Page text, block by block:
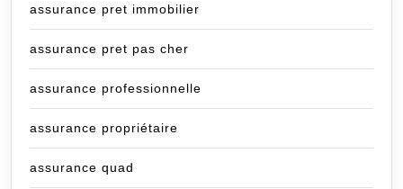
assurance pret immobilier
assurance pret pas cher
assurance professionnelle
assurance propriétaire
assurance quad